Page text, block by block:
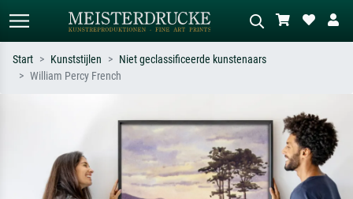
Monet, Sterrennacht, impressionisme,
Hokusai-golf, naakt.
Beschrijf de scène – bijv. groene
weide, abstract met veel rood, donker
olieverfschilderij, staand naakt naast
een boom.
Start Kunststijlen
Niet geclassificeerde kunstenaars
William Percy French